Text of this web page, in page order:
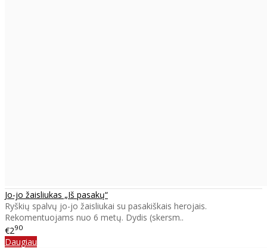
Jo-jo žaisliukas „Iš pasakų“
Ryškių spalvų jo-jo žaisliukai su pasakiškais herojais.
Rekomentuojams nuo 6 metų. Dydis (skersm..
€290
Daugiau